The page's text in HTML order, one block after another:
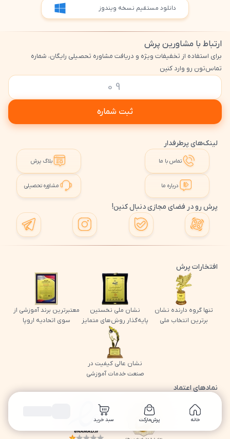
خانه پرش‌مارکت سبد خرید
دانلود مستقیم نسخه ویندوز
ارتباط با مشاورین پرش
برای استفاده از تخفیفات ویژه و دریافت مشاوره تحصیلی رایگان، شماره
تماس‌تون رو وارد کنین
ثبت شماره
لینک‌های پرطرفدار
تماس با ما بلاگ پرش
درباره ما مشاوره تحصیلی
پرش رو در فضای مجازی دنبال کنین!
افتخارات پرش
تنها گروه دارنده نشان
برترین انتخاب ملی
نشان ملی نخستین
پایه‌گذار روش‌های متمایز
معتبرترین برند آموزشی از
سوی اتحادیه اروپا
نشان عالی کیفیت در
صنعت خدمات آموزشی
نمادهای اعتماد
لوگو اینماد پرش